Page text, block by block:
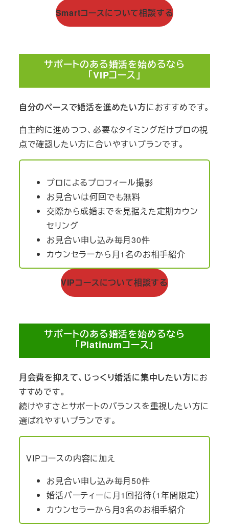
Smartコースについて相談する
サポートのある婚活を始めるなら
「VIPコース」
自分のペースで婚活を進めたい方におすすめです。
自主的に進めつつ、必要なタイミングだけプロの視
点で確認したい方に合いやすいプランです。
プロによるプロフィール撮影
お見合いは何回でも無料
交際から成婚までを見据えた定期カウン
セリング
お見合い申し込み毎月30件
カウンセラーから月1名のお相手紹介
VIPコースについて相談する
サポートのある婚活を始めるなら
「Platinumコース」
月会費を抑えて、じっくり婚活に集中したい方にお
すすめです。
続けやすさとサポートのバランスを重視したい方に
選ばれやすいプランです。
VIPコースの内容に加え
お見合い申し込み毎月50件
婚活パーティーに月1回招待（1年間限定）
カウンセラーから月3名のお相手紹介